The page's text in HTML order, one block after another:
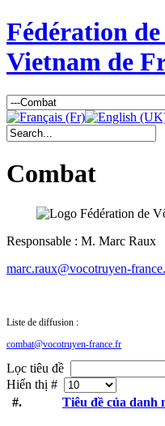
Fédération
Vietnam de
Combat
Responsable : M. Marc Raux
marc.raux@vocotruyen-
Liste de diffusion :
combat@vocotruyen-france.fr
Lọc tiêu đề
Hiển thị #
#.
Tiêu đề của danh